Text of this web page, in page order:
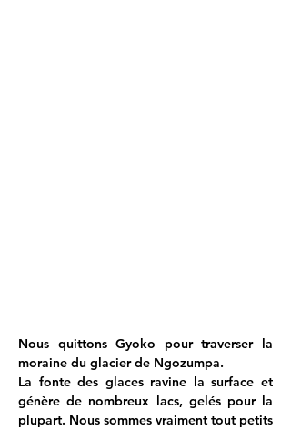
Nous quittons Gyoko pour traverser la
moraine du glacier de Ngozumpa.
La fonte des glaces ravine la surface et
génère de nombreux lacs, gelés pour la
plupart. Nous sommes vraiment tout petits